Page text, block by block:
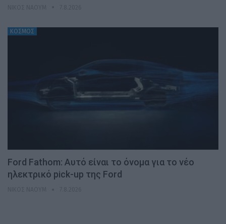
ΚΟΣΜΟΣ
Ford Fathom: Αυτό είναι το όνομα για το νέο
ηλεκτρικό pick-up της Ford